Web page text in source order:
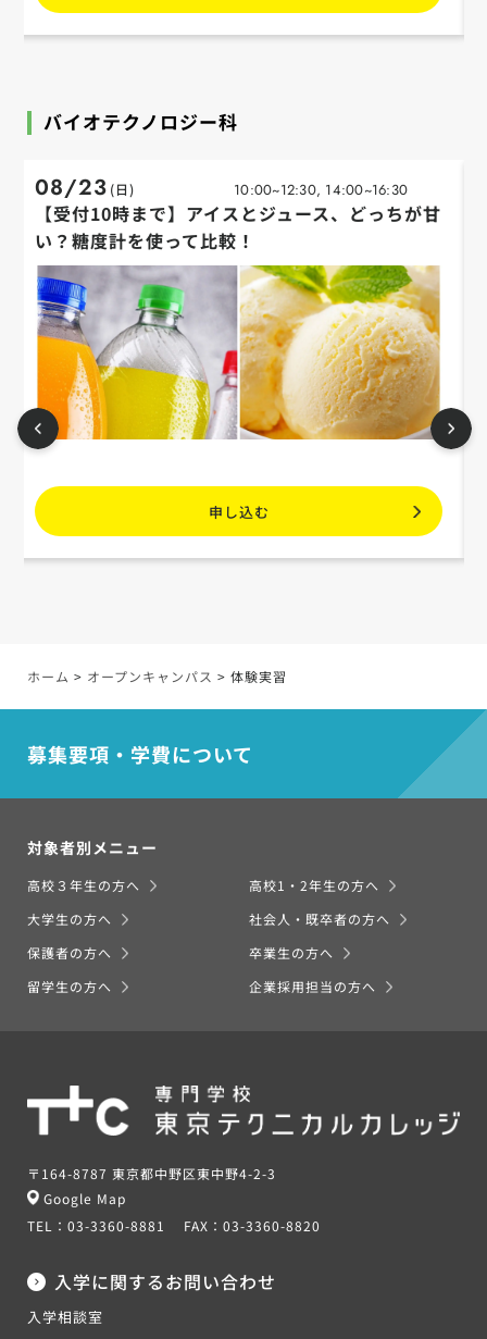
バイオテクノロジー科
08/23 (日) 10:00~12:30, 14:00~16:30
【受付10時まで】アイスとジュース、どっちが甘
い？糖度計を使って比較！
申し込む
ホーム > オープンキャンパス > 体験実習
募集要項・学費について
対象者別メニュー
高校３年生の方へ
高校1・2年生の方へ
大学生の方へ
社会人・既卒者の方へ
保護者の方へ
卒業生の方へ
留学生の方へ
企業採用担当の方へ
〒164-8787 東京都中野区東中野4-2-3
Google Map
TEL： 03-3360-8881 FAX： 03-3360-8820
入学に関するお問い合わせ
入学相談室